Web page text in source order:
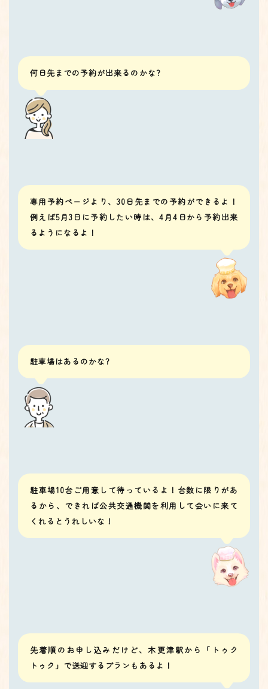
何日先までの予約が出来るのかな?
専用予約ページより、30日先までの予約ができるよ！
例えば5月3日に予約したい時は、4月4日から予約出来
るようになるよ！
駐車場はあるのかな?
駐車場10台ご用意して待っているよ！台数に限りがあ
るから、できれば公共交通機関を利用して会いに来て
くれるとうれしいな！
先着順のお申し込みだけど、木更津駅から「トゥク
トゥク」で送迎するプランもあるよ！